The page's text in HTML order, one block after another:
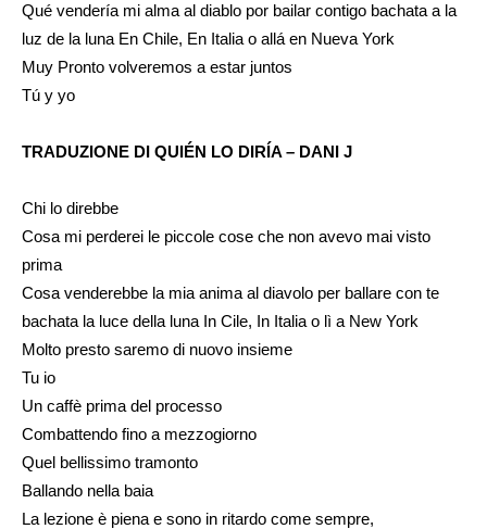
Qué vendería mi alma al diablo por bailar contigo bachata a la
luz de la luna En Chile, En Italia o allá en Nueva York
Muy Pronto volveremos a estar juntos
Tú y yo
TRADUZIONE DI QUIÉN LO DIRÍA – DANI J
Chi lo direbbe
Cosa mi perderei le piccole cose che non avevo mai visto
prima
Cosa venderebbe la mia anima al diavolo per ballare con te
bachata la luce della luna In Cile, In Italia o lì a New York
Molto presto saremo di nuovo insieme
Tu io
Un caffè prima del processo
Combattendo fino a mezzogiorno
Quel bellissimo tramonto
Ballando nella baia
La lezione è piena e sono in ritardo come sempre,